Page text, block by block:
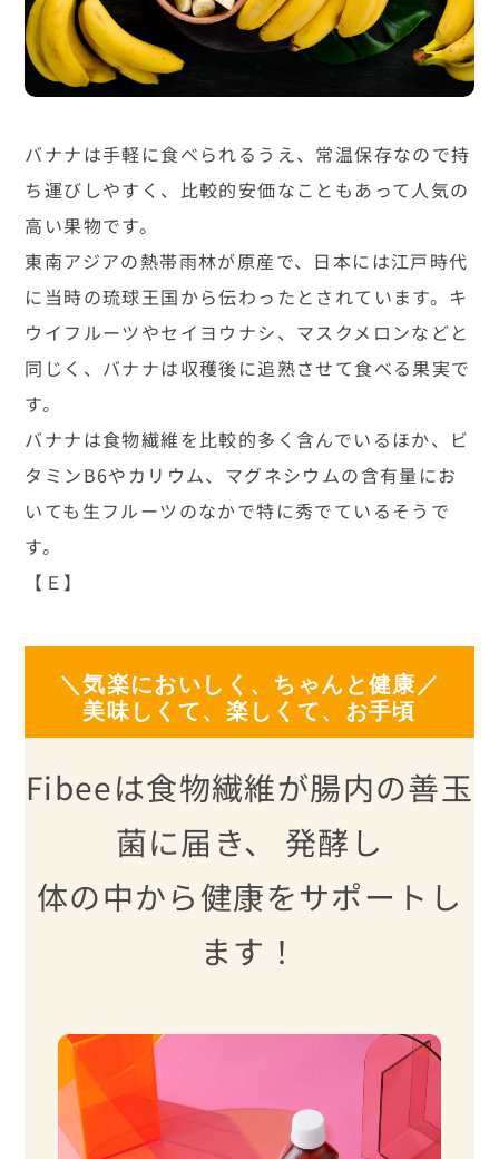
バナナは手軽に食べられるうえ、常温保存なので持
ち運びしやすく、比較的安価なこともあって人気の
高い果物です。
東南アジアの熱帯雨林が原産で、日本には江戸時代
に当時の琉球王国から伝わったとされています。キ
ウイフルーツやセイヨウナシ、マスクメロンなどと
同じく、バナナは収穫後に追熟させて食べる果実で
す。
バナナは食物繊維を比較的多く含んでいるほか、ビ
タミンB6やカリウム、マグネシウムの含有量にお
いても生フルーツのなかで特に秀でているそうで
す。
【Ｅ】
＼気楽においしく、ちゃんと健康／
美味しくて、楽しくて、お手頃
Fibeeは食物繊維が腸内の善玉
菌に届き、 発酵し
体の中から健康をサポートし
ます！